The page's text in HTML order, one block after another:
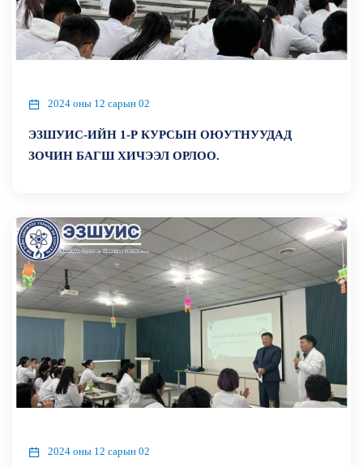
2024 оны 12 сарын 02
ЭЗШУИС-ИЙН 1-Р КУРСЫН ОЮУТНУУДАД
ЗОЧИН БАГШ ХИЧЭЭЛ ОРЛОО.
2024 оны 12 сарын 02